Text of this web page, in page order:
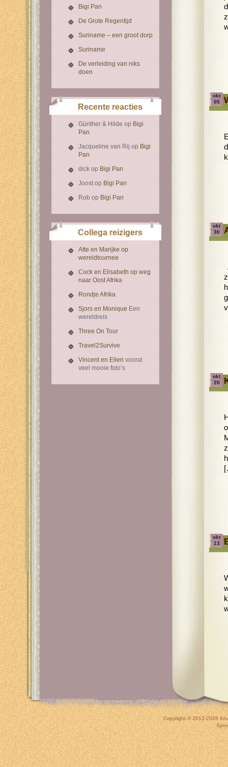
Bigi Pan
De Grote Regentijd
Suriname – een groot dorp
Suriname
De verleiding van niks
doen
Recente reacties
Günther & Hilde op Bigi
Pan
Jacqueline van Rij op Bigi
Pan
dick op Bigi Pan
Joostop Bigi Pan
Rob op Bigi Pan
Collega reizigers
Atte en Marijke op
wereldtournee
Cock en Elisabeth op weg
naar Oost Afrika
Rondje Afrika
Sjors en Monique Een
wereldreis
Three On Tour
Travel2Survive
Vincent en Ellen vooral
veel mooie foto’s
okt
05
okt
30
okt
20
okt
13
Copyright © 2012-2026